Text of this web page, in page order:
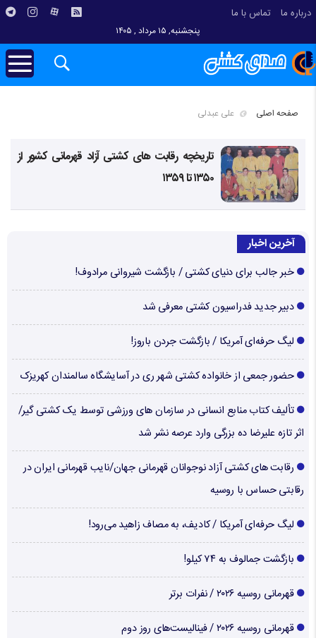
درباره ما تماس با ما
پنجشنبه, ۱۵ مرداد , ۱۴۰۵
صفحه اصلی علی عبدلی
تاریخچه رقابت های کشتی آزاد قهرمانی کشور از
۱۳۵۰ تا ۱۳۵۹
آخرین اخبار
خبر جالب برای دنیای کشتی / بازگشت شیروانی مرادوف!
دبیر جدید فدراسیون کشتی معرفی شد
لیگ حرفه‌ای آمریکا / بازگشت جردن باروز!
حضور جمعی از خانواده کشتی شهر ری در آسایشگاه سالمندان کهریزک
تألیف کتاب منابع انسانی در سازمان های ورزشی توسط یک کشتی گیر/
اثر تازه علیرضا ده بزرگی وارد عرصه نشر شد
رقابت های کشتی آزاد نوجوانان قهرمانی جهان/نایب قهرمانی ایران در
رقابتی حساس با روسیه
لیگ حرفه‌ای آمریکا / کادیف، به مصاف زاهید می‌رود!
بازگشت جمالوف به ۷۴ کیلو!
قهرمانی روسیه ۲۰۲۶ / نفرات برتر
قهرمانی روسیه ۲۰۲۶ / فینالیست‌های روز دوم